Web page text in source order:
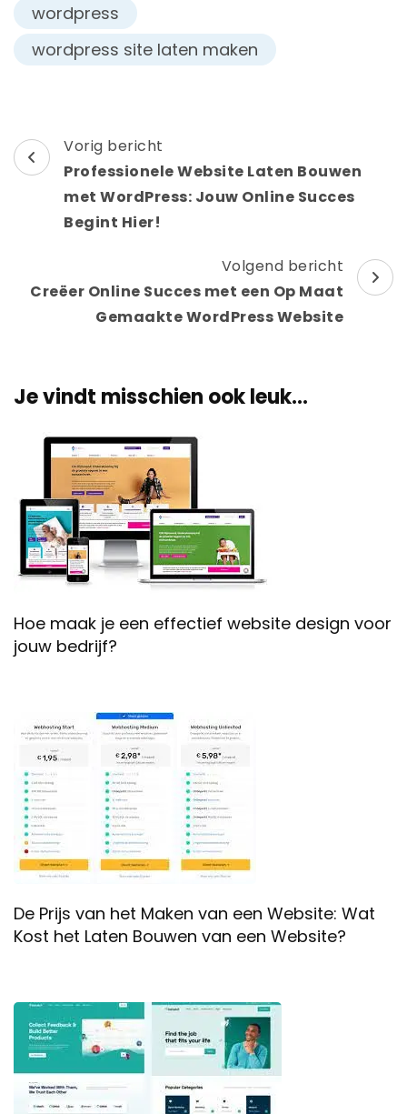
wordpress
wordpress site laten maken
Berichtnavigatie
Vorig bericht
Professionele Website Laten Bouwen
met WordPress: Jouw Online Succes
Begint Hier!
Volgend bericht
Creëer Online Succes met een Op Maat
Gemaakte WordPress Website
Je vindt misschien ook leuk...
Hoe maak je een effectief website design voor
jouw bedrijf?
De Prijs van het Maken van een Website: Wat
Kost het Laten Bouwen van een Website?